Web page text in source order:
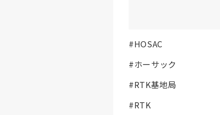
#HOSAC
#ホーサック
#RTK基地局
#RTK